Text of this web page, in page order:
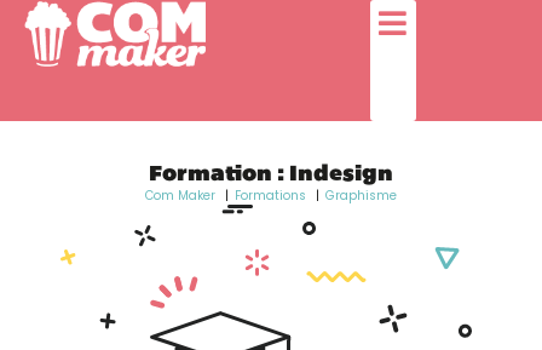
Formation : Indesign
Com Maker Formations Graphisme